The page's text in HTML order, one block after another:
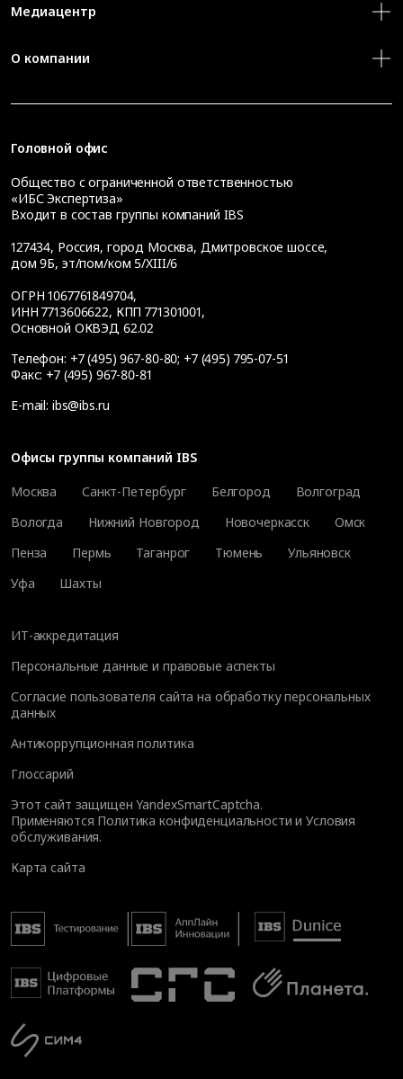
Медиацентр
О компании
Головной офис
Общество с ограниченной ответственностью
«ИБС Экспертиза»
Входит в состав группы компаний IBS
127434, Россия, город Москва, Дмитровское шоссе,
дом 9Б, эт/пом/ком 5/XIII/6
ОГРН 1067761849704,
ИНН 7713606622, КПП 771301001,
Основной ОКВЭД 62.02
Телефон: +7 (495) 967-80-80; +7 (495) 795-07-51
Факс: +7 (495) 967-80-81
E-mail: ibs@ibs.ru
Офисы группы компаний IBS
Москва
Санкт-Петербург Белгород
Волгоград
Вологда
Нижний Новгород Новочеркасск
Омск
Пенза
Пермь Таганрог Тюмень
Ульяновск
Уфа
Шахты
ИТ-аккредитация
Персональные данные и правовые аспекты
Согласие пользователя сайта на обработку персональных
данных
Антикоррупционная политика
Глоссарий
Этот сайт защищен YandexSmartCaptcha.
Применяются Политика конфиденциальности иУсловия
обслуживания.
Карта сайта